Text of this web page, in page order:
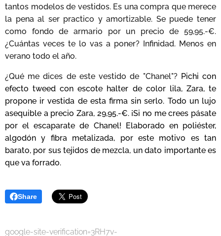
tantos modelos de vestidos. Es una compra que merece
la pena al ser practico y amortizable. Se puede tener
como fondo de armario por un precio de 59,95.-€.
¿Cuántas veces te lo vas a poner? Infinidad. Menos en
verano todo el año.
¿Qué me dices de este vestido de "Chanel"? Pichi con
efecto tweed con escote halter de color lila, Zara, te
propone ir vestida de esta firma sin serlo. Todo un lujo
asequible a precio Zara, 29,95.-€. ¡Si no me crees pásate
por el escaparate de Chanel! Elaborado en poliéster,
algodón y fibra metalizada, por este motivo es tan
barato, por sus tejidos de mezcla, un dato importante es
que va forrado.
Share
google-site-verification=3RH7v-